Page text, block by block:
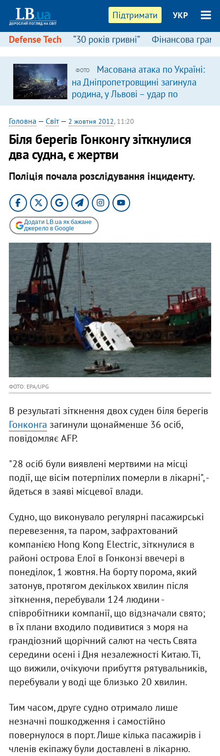
Підтримати УКР
Defense Tech “30 років гривні” Фінансова
ФОТО
Масована атака по Україні:
на Дніпропетровщині загинула
родина, у Львові – удар по
багатоповерхівках
(доповнюється)
Головна — Світ— 2 жовтня 2012, 11:20
Біля берегів Гонконгу зіткнулися
два судна, є жертви
Поліція почала розслідування інциденту.
Додати LB.ua як бажане
джерело в Google
ФОТО: EPA/UPG
В результаті зіткнення двох суден біля берегів
Гонконга загинули щонайменше 36 осіб,
повідомляє AFP.
"28 осіб були виявлені мертвими на місці
події, ще вісім потерпілих померли в лікарні", -
йдеться в заяві місцевої влади.
Судно, що виконувало регулярні пасажирські
перевезення, та паром, зафрахтований
компанією Hong Kong Electric, зіткнулися в
районі острова Елої в Гонконзі ввечері в
понеділок, 1 жовтня. На борту порома, який
затонув, протягом декількох хвилин після
зіткнення, перебували 124 людини -
співробітники компанії, що відзначали свято;
в їх плани входило подивитися з моря на
грандіозний щорічний салют на честь Свята
середини осені і Дня незалежності Китаю. Ті,
що вижили, очікуючи прибуття рятувальників,
перебували у воді ще близько 20 хвилин.
Тим часом, друге судно отримало лише
незначні пошкодження і самостійно
повернулося в порт. Лише кілька пасажирів і
членів екіпажу були доставлені в лікарню.